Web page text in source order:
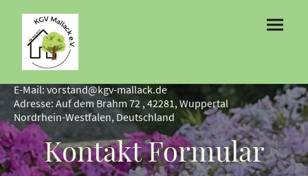
E-Mail: vorstand@kgv-mallack.de
Adresse: Auf dem Brahm 72 , 42281, Wuppertal
Nordrhein-Westfalen, Deutschland
Kontakt Formular